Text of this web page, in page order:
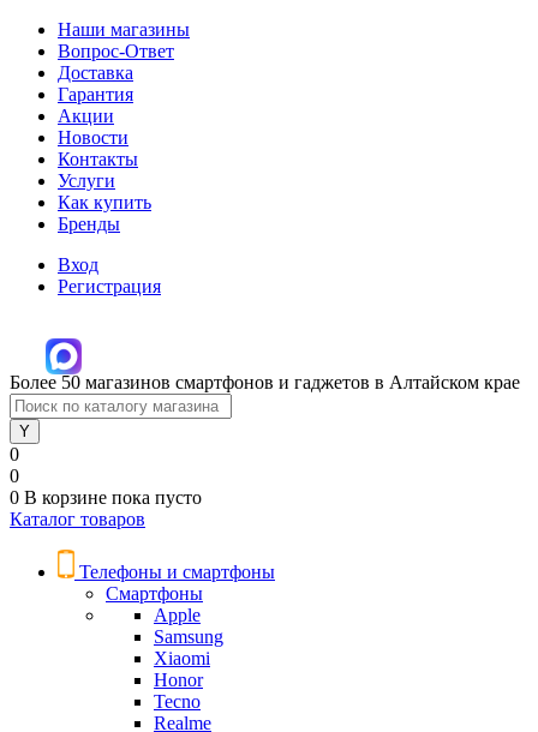
Наши магазины
Вопрос-Ответ
Доставка
Гарантия
Акции
Новости
Контакты
Услуги
Как купить
Бренды
Вход
Регистрация
Более 50 магазинов смартфонов и гаджетов в Алтайском крае
0
0
0 В корзине пока пусто
Каталог товаров
Телефоны и смартфоны
Смартфоны
Apple
Samsung
Xiaomi
Honor
Tecno
Realme